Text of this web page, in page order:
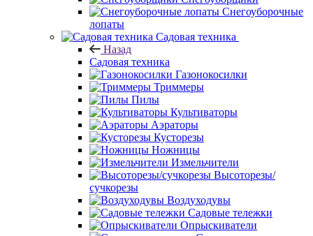
Снегоуборочные
лопаты
Садовая техника
Назад
Садовая техника
Газонокосилки
Триммеры
Пилы
Культиваторы
Аэраторы
Кусторезы
Ножницы
Измельчители
Высоторезы/
сучкорезы
Воздуходувы
Садовые тележки
Опрыскиватели